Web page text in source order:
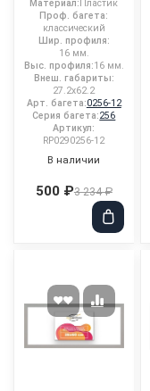
Материал:Пластик
Проф. багета:
классический
Шир. профиля:
16 мм.
Выс. профиля:16 мм.
Внеш. габариты:
27.2x62.2
Арт. багета:0256-12
Серия багета:256
Артикул:
RP0290256-12
В наличии
500 ₽3 234 ₽